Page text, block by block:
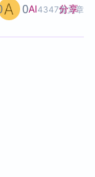
AI4347篇文章
0 分享